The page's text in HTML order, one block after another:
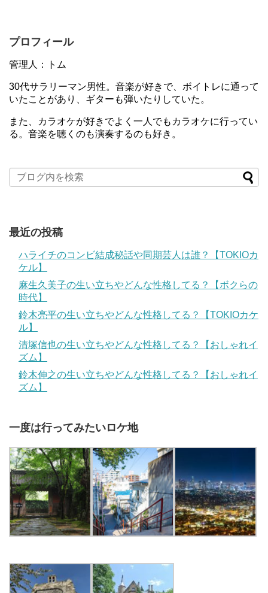
プロフィール
管理人：トム
30代サラリーマン男性。音楽が好きで、ボイトレに通って
いたことがあり、ギターも弾いたりしていた。
また、カラオケが好きでよく一人でもカラオケに行ってい
る。音楽を聴くのも演奏するのも好き。
最近の投稿
ハライチのコンビ結成秘話や同期芸人は誰？【TOKIOカ
ケル】
麻生久美子の生い立ちやどんな性格してる？【ボクらの
時代】
鈴木亮平の生い立ちやどんな性格してる？【TOKIOカケ
ル】
清塚信也の生い立ちやどんな性格してる？【おしゃれイ
ズム】
鈴木伸之の生い立ちやどんな性格してる？【おしゃれイ
ズム】
一度は行ってみたいロケ地